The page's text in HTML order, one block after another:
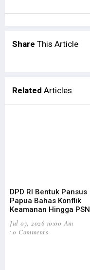
Share This Article
Related Articles
DPD RI Bentuk Pansus
Papua Bahas Konflik
Keamanan Hingga PSN
Jul 07, 2026 10:00 Am
0 Comments